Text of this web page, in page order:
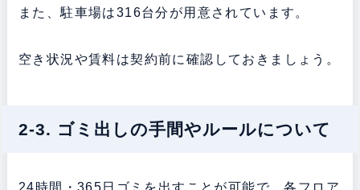
また、駐車場は316台分が用意されています。
空き状況や賃料は契約前に確認しておきましょう。
2-3. ゴミ出しの手間やルールについて